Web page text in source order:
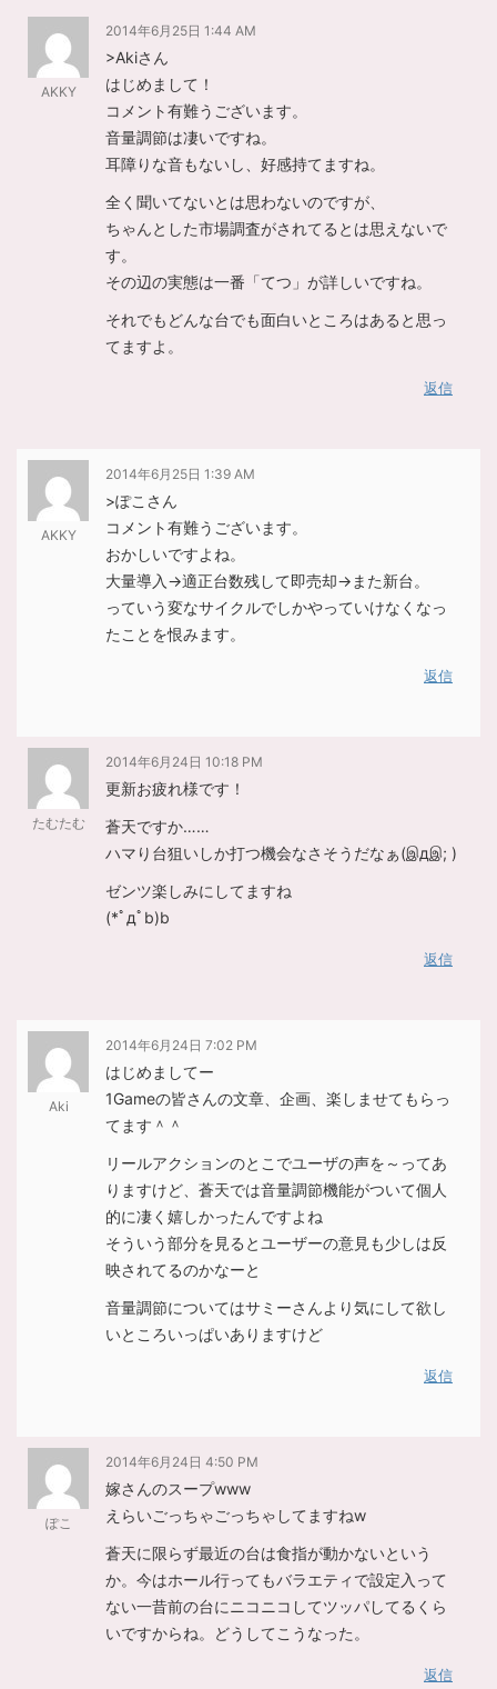
AKKY
2014年6月25日 1:44 AM
>Akiさん
はじめまして！
コメント有難うございます。
音量調節は凄いですね。
耳障りな音もないし、好感持てますね。
全く聞いてないとは思わないのですが、
ちゃんとした市場調査がされてるとは思えないで
す。
その辺の実態は一番「てつ」が詳しいですね。
それでもどんな台でも面白いところはあると思っ
てますよ。
返信
AKKY
2014年6月25日 1:39 AM
>ぽこさん
コメント有難うございます。
おかしいですよね。
大量導入→適正台数残して即売却→また新台。
っていう変なサイクルでしかやっていけなくなっ
たことを恨みます。
返信
たむたむ
2014年6月24日 10:18 PM
更新お疲れ様です！
蒼天ですか……
ハマり台狙いしか打つ機会なさそうだなぁ(இдஇ; )
ゼンツ楽しみにしてますね
(*ﾟдﾟb)b
返信
Aki
2014年6月24日 7:02 PM
はじめましてー
1Gameの皆さんの文章、企画、楽しませてもらっ
てます＾＾
リールアクションのとこでユーザの声を～ってあ
りますけど、蒼天では音量調節機能がついて個人
的に凄く嬉しかったんですよね
そういう部分を見るとユーザーの意見も少しは反
映されてるのかなーと
音量調節についてはサミーさんより気にして欲し
いところいっぱいありますけど
返信
ぽこ
2014年6月24日 4:50 PM
嫁さんのスープwww
えらいごっちゃごっちゃしてますねw
蒼天に限らず最近の台は食指が動かないという
か。今はホール行ってもバラエティで設定入って
ない一昔前の台にニコニコしてツッパしてるくら
いですからね。どうしてこうなった。
返信